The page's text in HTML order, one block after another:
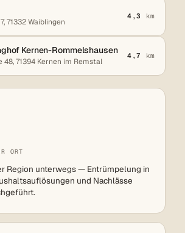
71332 Waiblingen
4,3 km
Kernen-Rommelshausen
48, 71394 Kernen im Remstal
4,7 km
ORT
Region unterwegs — Entrümpelung in
und Nachlässe